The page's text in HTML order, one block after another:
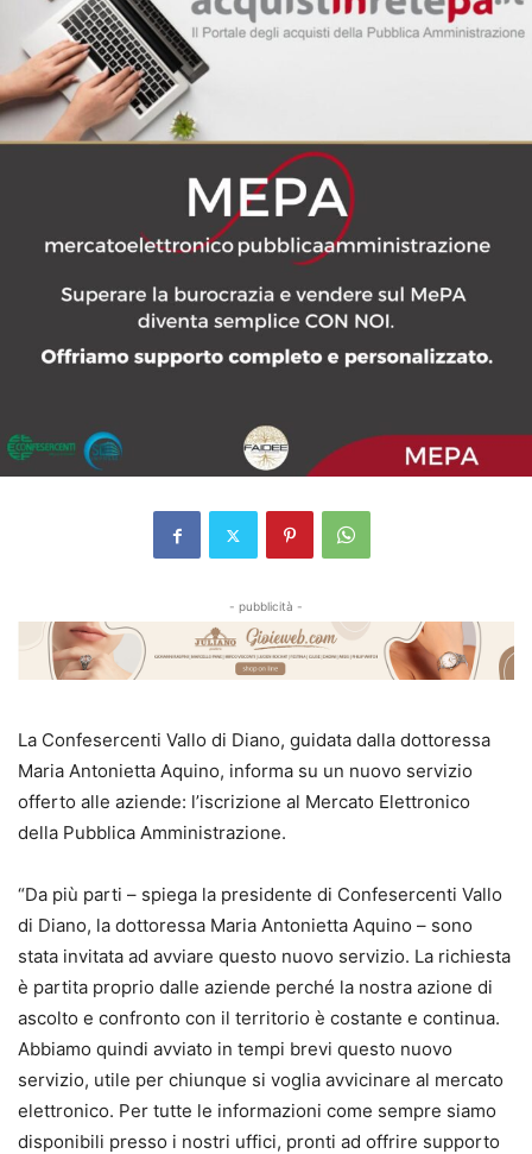
- pubblicità -
La Confesercenti Vallo di Diano, guidata dalla dottoressa
Maria Antonietta Aquino, informa su un nuovo servizio
offerto alle aziende: l’iscrizione al Mercato Elettronico
della Pubblica Amministrazione.
“Da più parti – spiega la presidente di Confesercenti Vallo
di Diano, la dottoressa Maria Antonietta Aquino – sono
stata invitata ad avviare questo nuovo servizio. La richiesta
è partita proprio dalle aziende perché la nostra azione di
ascolto e confronto con il territorio è costante e continua.
Abbiamo quindi avviato in tempi brevi questo nuovo
servizio, utile per chiunque si voglia avvicinare al mercato
elettronico. Per tutte le informazioni come sempre siamo
disponibili presso i nostri uffici, pronti ad offrire supporto